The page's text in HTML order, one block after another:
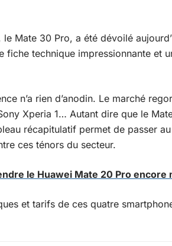
Mate 30 Pro, a été dévoilé
fiche technique impressionnante et
n’a rien d’anodin. Le marché
Xperia 1… Autant dire que le
récapitulatif permet de passer
ces ténors du secteur.
le Huawei Mate 20 Pro encore
et tarifs de ces quatre